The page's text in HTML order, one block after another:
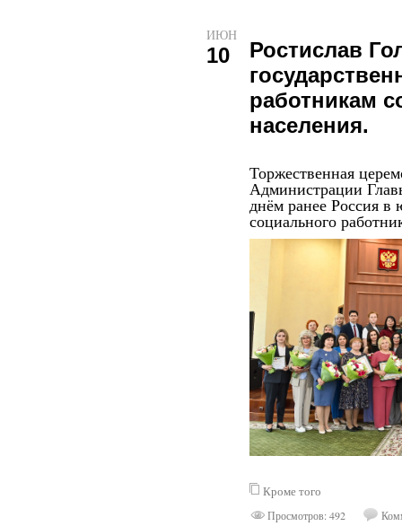
ИЮН
10
Ростислав
работникам
населения.
Торжественная
Администрации
днём ранее Россия в
социального
Кроме того
Просмотров: 492